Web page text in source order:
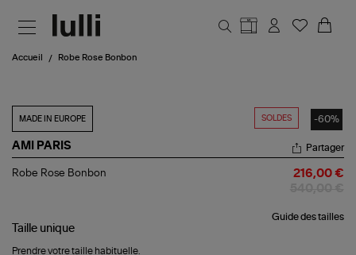
Accueil Robe Rose Bonbon
SOLDES -60%
MADE IN EUROPE
AMI PARIS
Robe
Partager
Robe Rose Bonbon 216,00 €
Guide des tailles
Taille unique
Prendre votre taille habituelle.